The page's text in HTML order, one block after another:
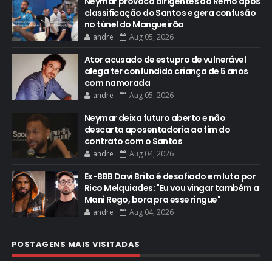
classificação do Santos e gera confusão
no túnel do Mangueirão
andre Aug 05, 2026
Ator acusado de estupro de vulnerável
alega ter confundido criança de 5 anos
com namorada
andre Aug 05, 2026
Neymar deixa futuro aberto e não
descarta aposentadoria ao fim do
contrato com o Santos
andre Aug 04, 2026
Ex-BBB Davi Brito é desafiado em luta por
Rico Melquiades: "Eu vou vingar também a
Mani Rego, bora pra esse ringue"
andre Aug 04, 2026
POSTAGENS MAIS VISITADAS